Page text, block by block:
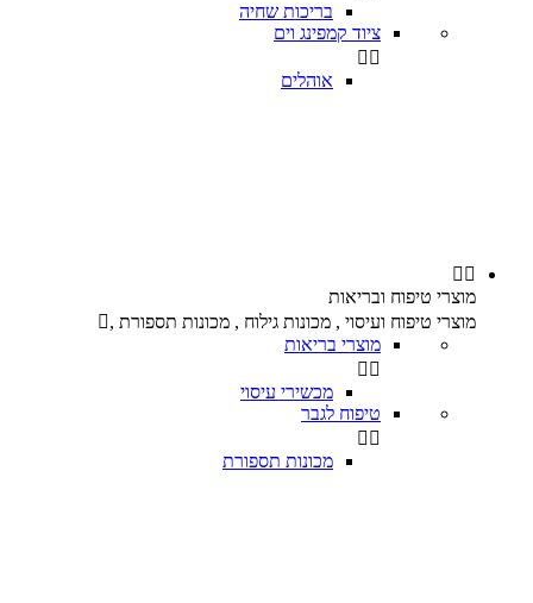
בריכות שחיה
ציוד קמפינג וים
 
אוהלים
 
מוצרי טיפוח ובריאות
מוצרי טיפוח ועיסוי , מכונות גילוח , מכונות תספורת ,
מוצרי בריאות
 
מכשירי עיסוי
טיפוח לגבר
 
מכונות תספורת